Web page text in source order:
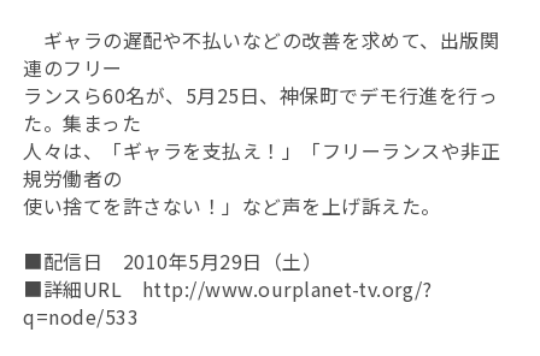
ギャラの遅配や不払いなどの改善を求めて、出版関
連のフリー
ランスら60名が、5月25日、神保町でデモ行進を行っ
た。集まった
人々は、「ギャラを支払え！」「フリーランスや非正
規労働者の
使い捨てを許さない！」など声を上げ訴えた。
■配信日 2010年5月29日（土）
■詳細URL http://www.ourplanet-tv.org/?
q=node/533